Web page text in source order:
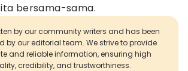
bersama-sama.
by our community writers and has been
by our editorial team. We strive to provide
and reliable information, ensuring high
credibility, and trustworthiness.